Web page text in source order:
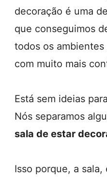
decoração é uma
que conseguimos
todos os ambientes
com muito mais
Está sem ideias
Nós separamos
sala de estar
Isso porque, a